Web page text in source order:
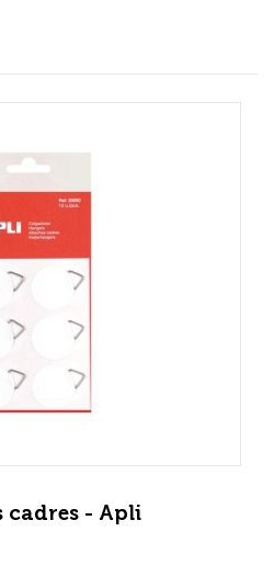
cadres - Apli